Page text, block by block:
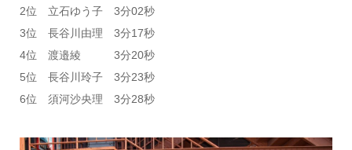
2位 立石ゆう子 3分02秒
3位 長谷川由理 3分17秒
4位 渡邉綾 3分20秒
5位 長谷川玲子 3分23秒
6位 須河沙央理 3分28秒